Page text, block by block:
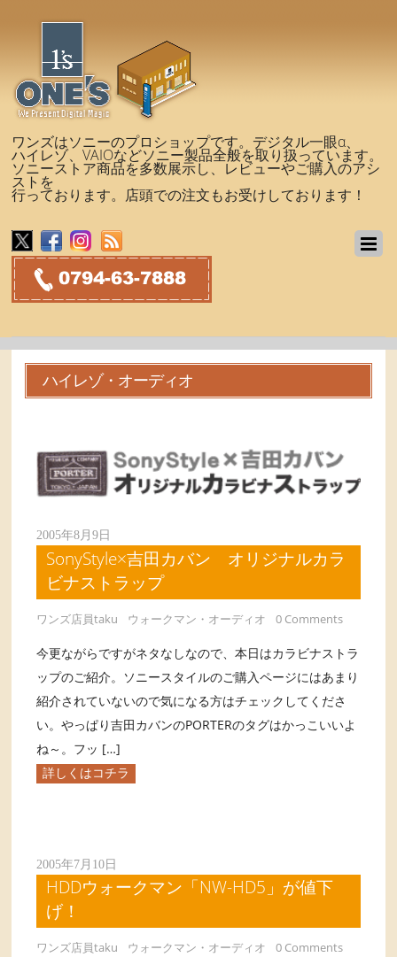
ワンズはソニーのプロショップです。デジタル一眼α、
ハイレゾ、VAIOなどソニー製品全般を取り扱っています。
ソニーストア商品を多数展示し、レビューやご購入のアシ
ストを
行っております。店頭での注文もお受けしております！
ハイレゾ・オーディオ
2005年8月9日
SonyStyle×吉田カバン オリジナルカラ
ビナストラップ
ワンズ店員taku ウォークマン・オーディオ 0 Comments
今更ながらですがネタなしなので、本日はカラビナストラ
ップのご紹介。ソニースタイルのご購入ページにはあまり
紹介されていないので気になる方はチェックしてくださ
い。やっぱり吉田カバンのPORTERのタグはかっこいいよ
ね～。フッ […]
詳しくはコチラ
2005年7月10日
HDDウォークマン「NW-HD5」が値下
げ！
ワンズ店員taku ウォークマン・オーディオ 0 Comments